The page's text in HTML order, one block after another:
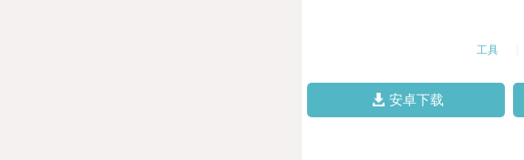
工具
安卓下载